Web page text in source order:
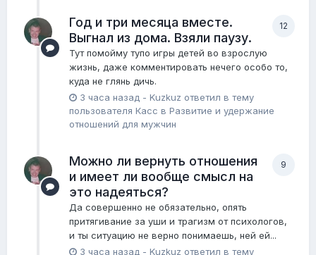
12
Год и три месяца вместе.
Выгнал из дома. Взяли паузу.
Тут помойму тупо игры детей во взрослую
жизнь, даже комментировать нечего особо то,
куда не глянь дичь.
3 часа назад - Kuzkuz ответил в тему
пользователя Касс в Pазвитие и удержание
отношений для мужчин
9
Можно ли вернуть отношения
и имеет ли вообще смысл на
это надеяться?
Да совершенно не обязательно, опять
притягивание за уши и трагизм от психологов,
и ты ситуацию не верно понимаешь, ней ей...
3 часа назад - Kuzkuz ответил в тему